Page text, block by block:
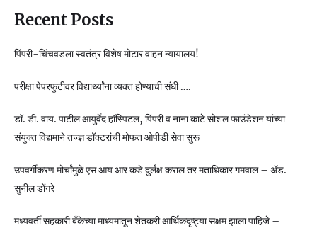
Recent Posts
पिंपरी-चिंचवडला स्वतंत्र विशेष मोटार वाहन न्यायालय!
परीक्षा पेपरफुटीवर विद्यार्थ्यांना व्यक्त होण्याची संधी ….
डॉ. डी. वाय. पाटील आयुर्वेद हॉस्पिटल, पिंपरी व नाना काटे सोशल फाउंडेशन यांच्या
संयुक्त विद्यमाने तज्ज्ञ डॉक्टरांची मोफत ओपीडी सेवा सुरू
उपवर्गीकरण मोर्चांमुळे एस आय आर कडे दुर्लक्ष कराल तर मताधिकार गमवाल – ॲड.
सुनील डोंगरे
मध्यवर्ती सहकारी बँकेच्या माध्यमातून शेतकरी आर्थिकदृष्ट्या सक्षम झाला पाहिजे –